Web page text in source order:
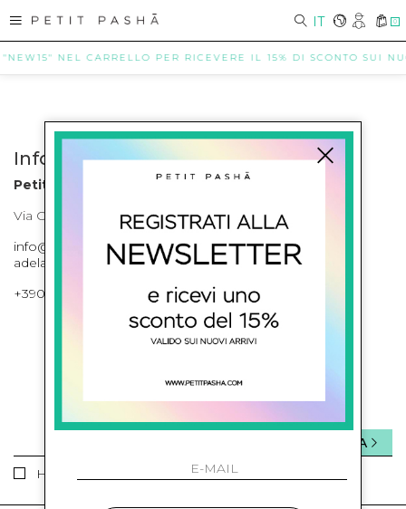
IT 0
NEL CARRELLO PER RICEVERE IL 15% DI SCONTO SUI
Info contatti
Petit Pasha
Via Cilea, 255 Napoli Corso Umberto I 301 Napoli
info@petitpasha.com, petitpasha@hotmail.it,
adelaide.petitpasha@hotmail.com
+39081643421 , +390812351280
ISCRIVITI ALLA NEWSLETTER
Ho letto ed accettato le condizioni sulla privacy.
INVIA